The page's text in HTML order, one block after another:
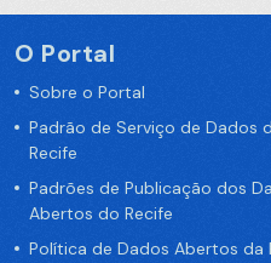
O Portal
Sobre o Portal
Padrão de Serviço de Dados
Recife
Padrões de Publicação dos
Abertos do Recife
Política de Dados Abertos da